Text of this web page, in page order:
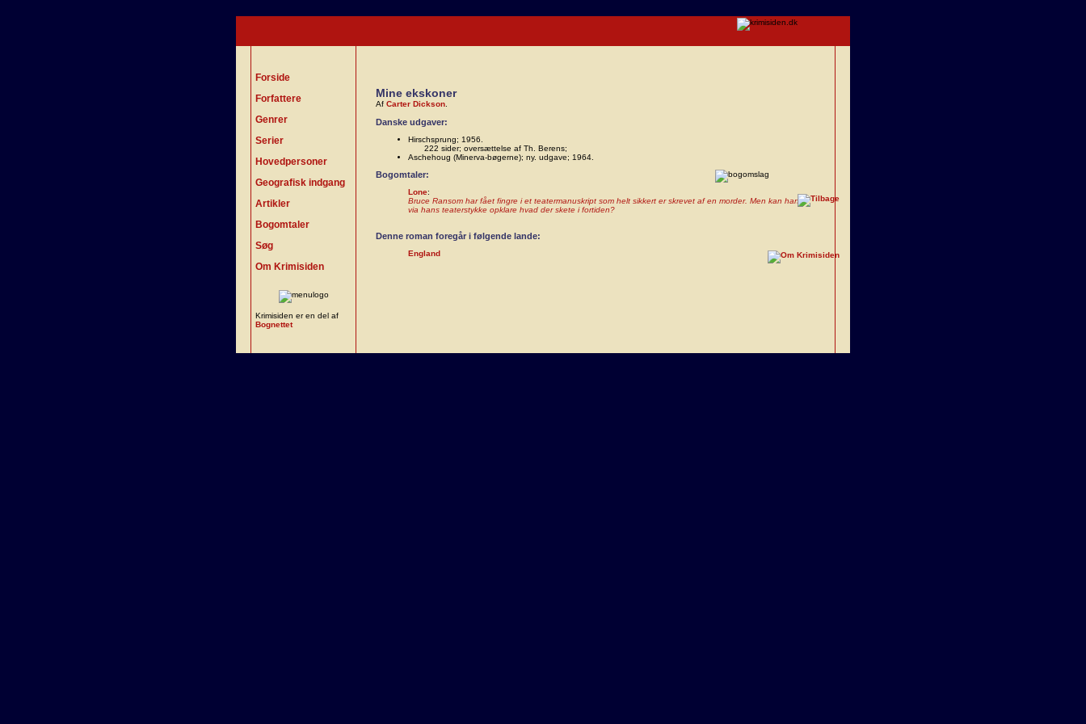
Forside
Forfattere
Genrer
Serier
Hovedpersoner
Geografisk indgang
Artikler
Bogomtaler
Søg
Om Krimisiden
Krimisiden er en del af
Bognettet
Mine ekskoner
Af Carter Dickson
Danske udgaver:
Hirschsprung; 1956.
222 sider; oversættelse af Th. Berens;
Aschehoug (Minerva-bøgerne); ny. udgave; 1964.
Bogomtaler:
Lone:
Bruce Ransom har fået fingre i et teatermanuskript som helt sikkert er skrevet af en morder. Men kan han
via hans teaterstykke opklare hvad der skete i fortiden?
Denne roman foregår i følgende lande:
England